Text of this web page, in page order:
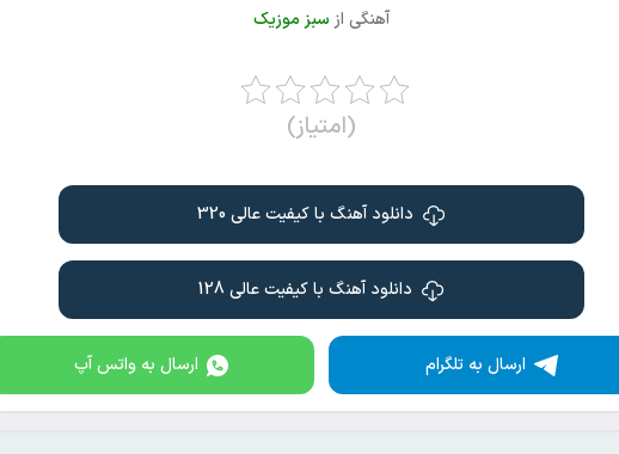
آهنگی از سبز موزیک
(امتیاز)
دانلود آهنگ با کیفیت عالی 320
دانلود آهنگ با کیفیت عالی 128
ارسال به تلگرام ارسال به واتس آپ